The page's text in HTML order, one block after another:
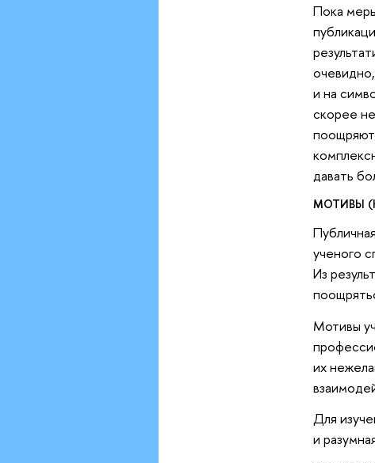
Пока
и на
скорее
давать
МОТИВЫ
ученого
Из
Мотивы
их
Для
и